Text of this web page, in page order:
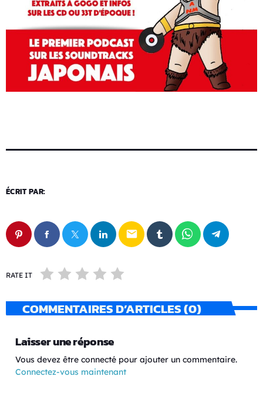
ÉCRIT PAR:
email
RATE IT
COMMENTAIRES D’ARTICLES (0)
Laisser une réponse
Vous devez être connecté pour ajouter un commentaire.
Connectez-vous maintenant